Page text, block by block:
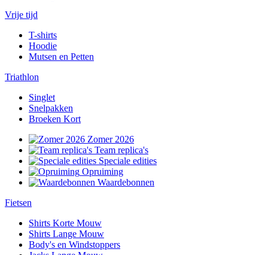
Vrije tijd
T-shirts
Hoodie
Mutsen en Petten
Triathlon
Singlet
Snelpakken
Broeken Kort
Zomer 2026
Team replica's
Speciale edities
Opruiming
Waardebonnen
Fietsen
Shirts Korte Mouw
Shirts Lange Mouw
Body's en Windstoppers